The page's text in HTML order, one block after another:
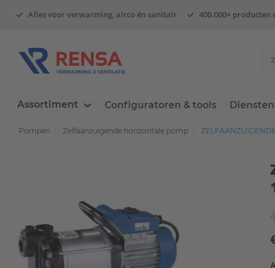
Alles voor verwarming, airco én sanitair 400.000+ producten
Assortiment Configuratoren & tools Diensten
Pompen Zelfaanzuigende horizontale pomp